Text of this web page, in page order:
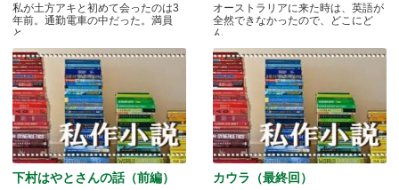
私が土方アキと初めて会ったのは3
年前。通勤電車の中だった。満員
と.....
オーストラリアに来た時は、英語が
全然できなかったので、どこにど
ん.....
下村はやとさんの話（前編） カウラ（最終回）